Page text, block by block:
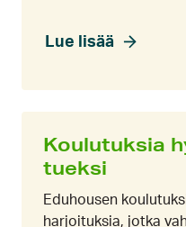
Lue lisää
Koulutuksia
tueksi
Eduhousen
harjoituksia, jotka